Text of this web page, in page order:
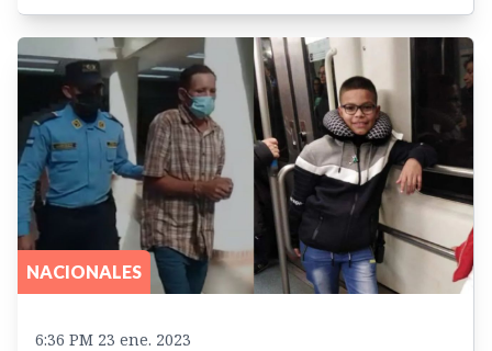
NACIONALES
6:36 PM 23 ene. 2023